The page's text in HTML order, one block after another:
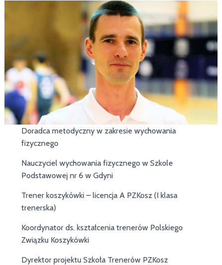
J
Doradca metodyczny w zakresie wychowania
fizycznego
Nauczyciel wychowania fizycznego w Szkole
Podstawowej nr 6 w Gdyni
Trener koszykówki – licencja A PZKosz (I klasa
trenerska)
Koordynator ds. kształcenia trenerów Polskiego
Związku Koszykówki
Dyrektor projektu Szkoła Trenerów PZKosz